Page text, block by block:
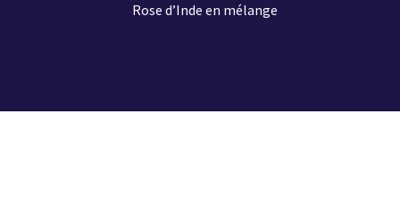
Rose d’Inde en mélange